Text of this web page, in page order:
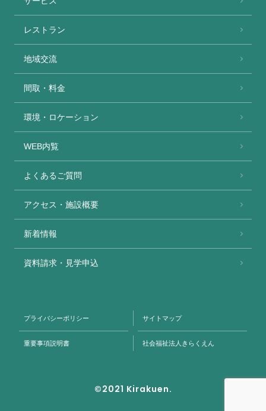
レストラン
地域交流
間取・料金
環境・ロケーション
WEB内覧
よくあるご質問
アクセス・施設概要
新着情報
資料請求・見学申込
プライバシーポリシー サイトマップ
重要事項説明書 社会福祉法人きらくえん
©2021 Kirakuen.